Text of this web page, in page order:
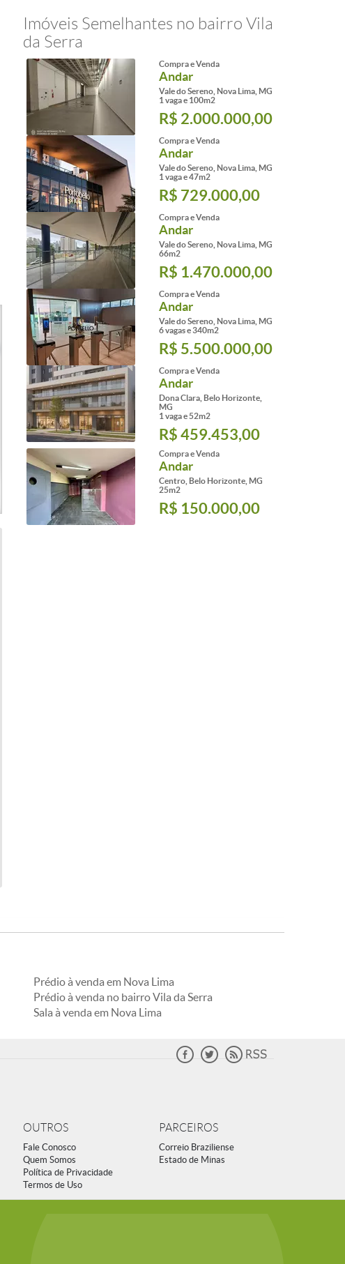
Imóveis Semelhantes no bairro Vila
da Serra
Compra e Venda
Andar
Vale do Sereno, Nova Lima, MG
1 vaga e 100m2
R$ 2.000.000,00
Compra e Venda
Andar
Vale do Sereno, Nova Lima, MG
1 vaga e 47m2
R$ 729.000,00
Compra e Venda
Andar
Vale do Sereno, Nova Lima, MG
66m2
R$ 1.470.000,00
Compra e Venda
Andar
Vale do Sereno, Nova Lima, MG
6 vagas e 340m2
R$ 5.500.000,00
Compra e Venda
Andar
Dona Clara, Belo Horizonte,
MG
1 vaga e 52m2
R$ 459.453,00
Compra e Venda
Andar
Centro, Belo Horizonte, MG
25m2
R$ 150.000,00
Prédio à venda em Nova Lima
Prédio à venda no bairro Vila da Serra
Sala à venda em Nova Lima
OUTROS
Fale Conosco
Quem Somos
Política de Privacidade
Termos de Uso
PARCEIROS
Correio Braziliense
Estado de Minas